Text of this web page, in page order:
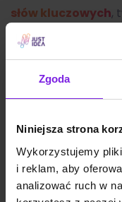
Zgoda
Niniejsza strona
Wykorzystujemy
i reklam, aby
analizować ruch w
słów kluczowych,
dostosowywać